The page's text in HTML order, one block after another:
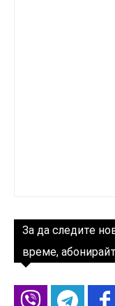
За да следите
време,